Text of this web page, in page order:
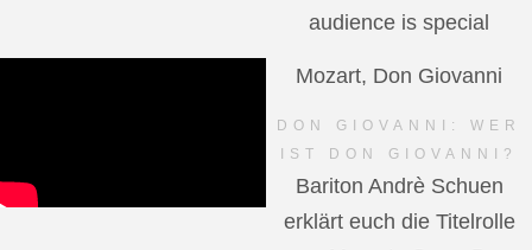
audience is special
Mozart, Don Giovanni
DON GIOVANNI: WER
IST DON GIOVANNI?
Bariton Andrè Schuen
erklärt euch die Titelrolle